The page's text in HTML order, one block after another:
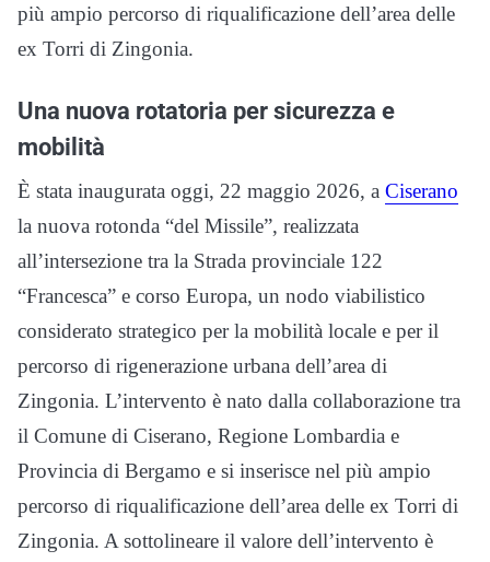
più ampio percorso di riqualificazione dell’area delle
ex Torri di Zingonia.
Una nuova rotatoria per sicurezza e
mobilità
È stata inaugurata oggi, 22 maggio 2026, a Ciserano
la nuova rotonda “del Missile”, realizzata
all’intersezione tra la Strada provinciale 122
“Francesca” e corso Europa, un nodo viabilistico
considerato strategico per la mobilità locale e per il
percorso di rigenerazione urbana dell’area di
Zingonia. L’intervento è nato dalla collaborazione tra
il Comune di Ciserano, Regione Lombardia e
Provincia di Bergamo e si inserisce nel più ampio
percorso di riqualificazione dell’area delle ex Torri di
Zingonia. A sottolineare il valore dell’intervento è